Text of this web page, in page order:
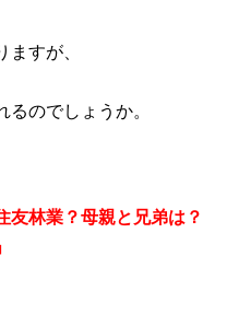
ますが、
のでしょうか。
友林業？母親と兄弟は？